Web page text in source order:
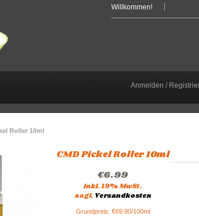
Willkommen!
Anmelden /
Roller 10ml
CMD Pickel Roller 10ml
€6.99
inkl. 19% MwSt.
zzgl. Versandkosten
Grundpreis: €69.90/100ml